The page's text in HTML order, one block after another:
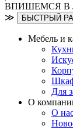
ВПИШЕМСЯ В
≫
БЫСТРЫЙ
Мебель и
Для
О
О